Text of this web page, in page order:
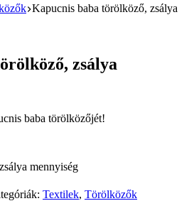
Kapucnis baba törölköző, zsálya
zsálya
baba törölközőjét!
mennyiség
Textilek, Törölközők